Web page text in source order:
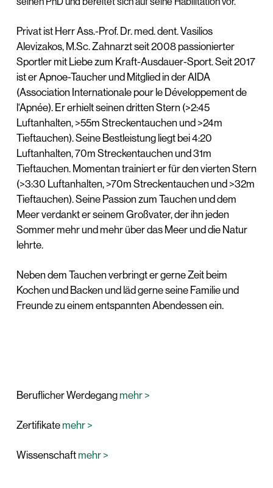
Privat ist Herr Ass.-Prof. Dr. med. dent. Vasilios
Alevizakos, M.Sc. Zahnarzt seit 2008 passionierter
Sportler mit Liebe zum Kraft-Ausdauer-Sport. Seit 2017
ist er Apnoe-Taucher und Mitglied in der AIDA
(Association Internationale pour le Développement de
l‘Apnée). Er erhielt seinen dritten Stern (>2:45
Luftanhalten, >55m Streckentauchen und >24m
Tieftauchen). Seine Bestleistung liegt bei 4:20
Luftanhalten, 70m Streckentauchen und 31m
Tieftauchen. Momentan trainiert er für den vierten Stern
(>3:30 Luftanhalten, >70m Streckentauchen und >32m
Tieftauchen). Seine Passion zum Tauchen und dem
Meer verdankt er seinem Großvater, der ihn jeden
Sommer mehr und mehr über das Meer und die Natur
lehrte.
Neben dem Tauchen verbringt er gerne Zeit beim
Kochen und Backen und läd gerne seine Familie und
Freunde zu einem entspannten Abendessen ein.
Beruflicher Werdegang mehr >
Zertifikate mehr >
Wissenschaft mehr >